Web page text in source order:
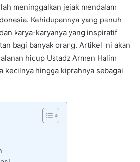
meninggalkan jejak mendalam
Kehidupannya yang penuh
karya-karyanya yang inspiratif
bagi banyak orang. Artikel ini akan
hidup Ustadz Armen Halim
kecilnya hingga kiprahnya sebagai